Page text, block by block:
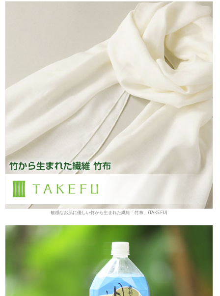
敏感なお肌に優しい竹から生まれた繊維「竹布」(TAKEFU)